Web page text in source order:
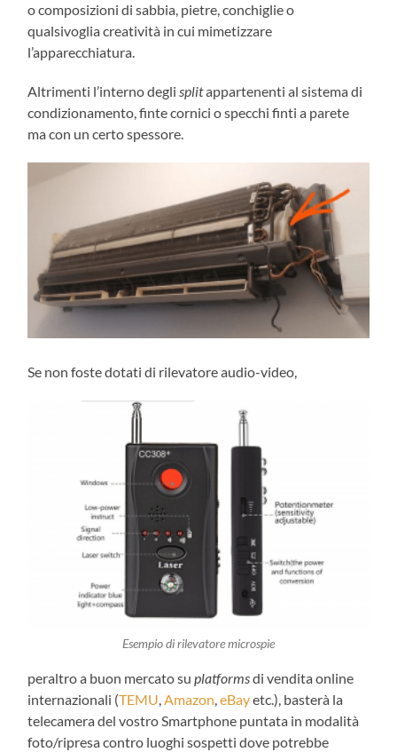
o composizioni di sabbia, pietre, conchiglie o
qualsivoglia creatività in cui mimetizzare
l’apparecchiatura.
Altrimenti l’interno deglisplitappartenenti al sistema di
condizionamento, finte cornici o specchi finti a parete
ma con un certo spessore.
Se non foste dotati di rilevatore audio-video,
Esempio di rilevatore microspie
peraltro a buon mercato suplatformsdi vendita online
internazionali (TEMU,Amazon,eBayetc.), basterà la
telecamera del vostro Smartphone puntata in modalità
foto/ripresa contro luoghi sospetti dove potrebbe